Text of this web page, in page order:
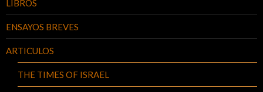
LIBROS
ENSAYOS BREVES
ARTICULOS
THE TIMES OF ISRAEL